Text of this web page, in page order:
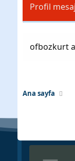
Profil
ofbozkurt
Ana sayfa